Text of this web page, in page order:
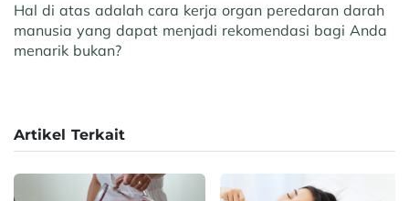
Hal di atas adalah cara kerja organ peredaran darah
manusia yang dapat menjadi rekomendasi bagi Anda
menarik bukan?
Artikel Terkait